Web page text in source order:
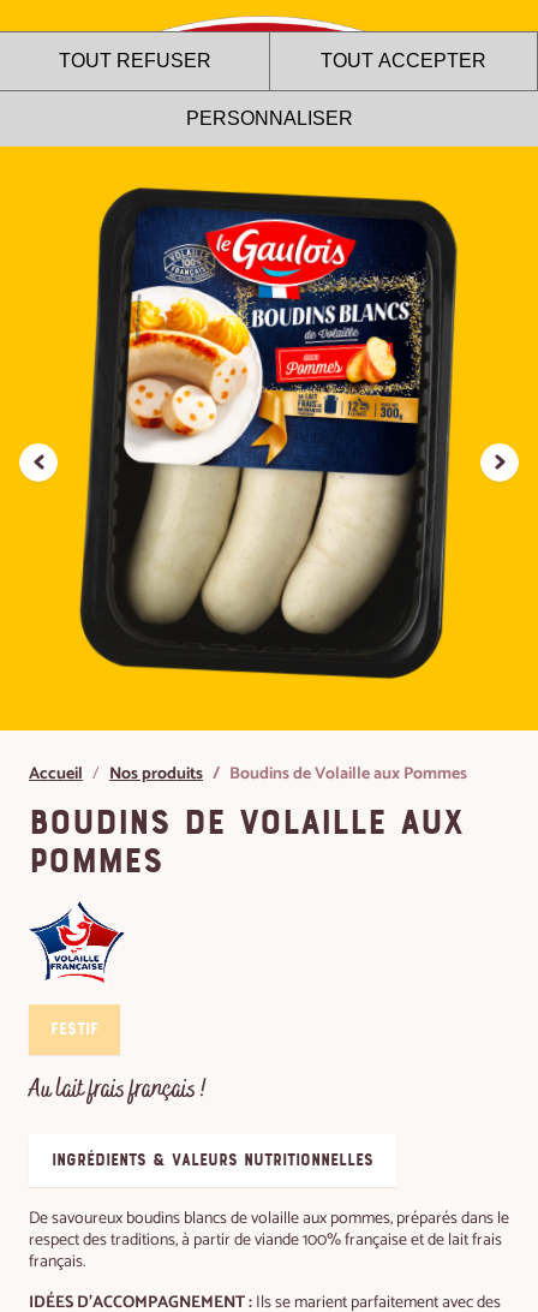
Accueil Nos produits Boudins de Volaille aux Pommes
Boudins de Volaille aux
Pommes
Festif
Au lait frais français !
ingrédients & valeurs nutritionnelles
De savoureux boudins blancs de volaille aux pommes, préparés dans le
respect des traditions, à partir de viande 100% française et de lait frais
français.
IDÉES D'ACCOMPAGNEMENT : Ils se marient parfaitement avec des
Le site internet Le Gaulois
utilise des cookies !
Nous utilisons des cookies pour nous assurer du bon
fonctionnement de notre site et à des fins analytiques. Vous
pouvez changer d'avis à tout moment en cliquant sur l'icône
présente sur chaque page de notre site. En autorisant ces
services tiers, vous acceptez le dépôt et la lecture de
cookies et l'utilisation de technologies de suivi nécessaires
à leur bon fonctionnement.
Charte de confidentialité
TOUT REFUSER TOUT ACCEPTER
PERSONNALISER